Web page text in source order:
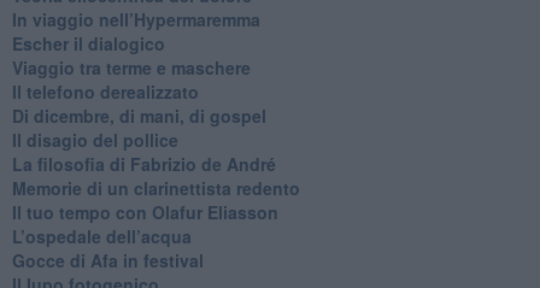
In viaggio nell’Hypermaremma
​Escher il dialogico
​Viaggio tra terme e maschere
Il telefono derealizzato
​Di dicembre, di mani, di gospel
​Il disagio del pollice
​La filosofia di Fabrizio de André
Memorie di un clarinettista redento
​Il tuo tempo con Olafur Eliasson
​L’ospedale dell’acqua
​Gocce di Afa in festival